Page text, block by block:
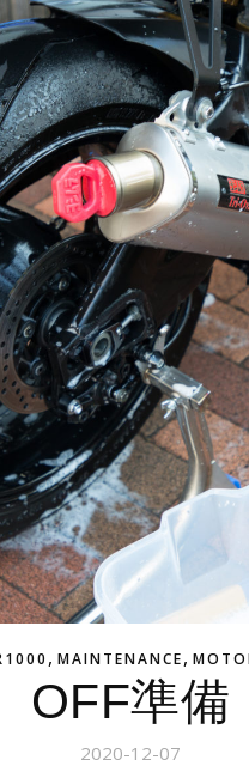
, MAINTENANCE,
OFF準備
2020-12-07